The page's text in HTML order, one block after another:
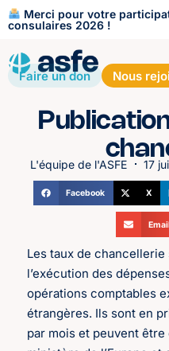
Merci pour votre
consulaires 2026 !
Faire un don Nous
L'équipe de l'ASFE 17
Facebook X
Les taux de
l’exécution des
opérations comptables
étrangères. Ils sont en
par mois et peuvent